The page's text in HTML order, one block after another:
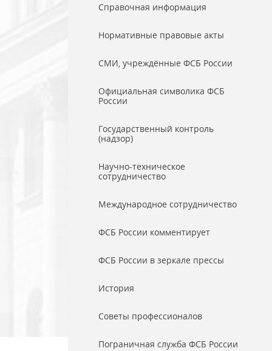
Справочная информация
Нормативные правовые акты
СМИ, учреждённые ФСБ России
Официальная символика ФСБ
России
Государственный контроль
(надзор)
Научно-техническое
сотрудничество
Международное сотрудничество
ФСБ России комментирует
ФСБ России в зеркале прессы
История
Советы профессионалов
Пограничная служба ФСБ России